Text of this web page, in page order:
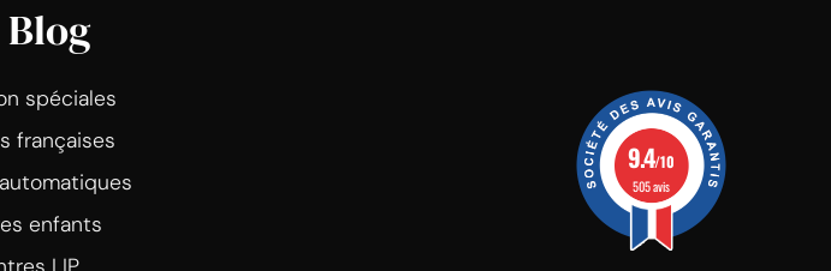
spéciales
françaises
enfants
9.4/10
505 avis